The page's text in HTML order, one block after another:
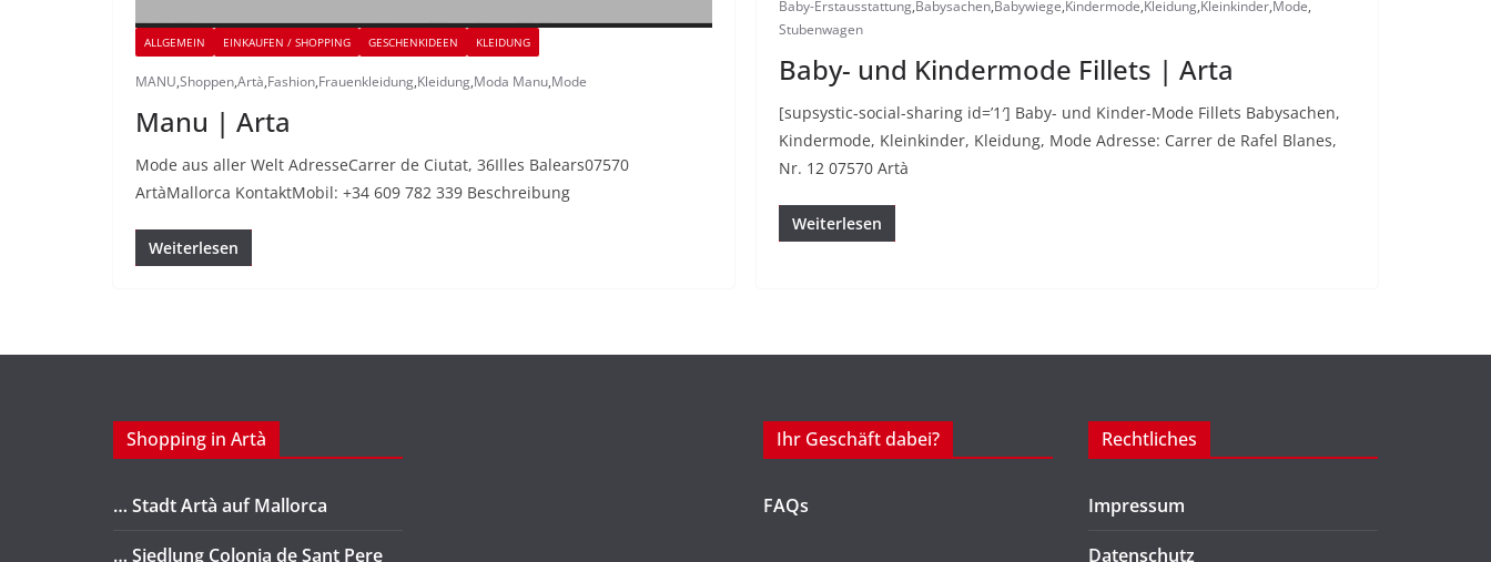
ALLGEMEIN EINKAUFEN / SHOPPING GESCHENKIDEEN KLEIDUNG
MANU,Shoppen,Artà,Fashion,Frauenkleidung,Kleidung,Moda Manu,Mode
Manu | Arta
Mode aus aller Welt AdresseCarrer de Ciutat, 36Illes Balears07570
ArtàMallorca KontaktMobil: +34 609 782 339 Beschreibung
Weiterlesen
Baby-Erstausstattung,Babysachen,Babywiege,Kindermode,Kleidung,Kleinkinder,Mode,
Stubenwagen
Baby- und Kindermode Fillets | Arta
[supsystic-social-sharing id=’1′] Baby- und Kinder-Mode Fillets Babysachen,
Kindermode, Kleinkinder, Kleidung, Mode Adresse: Carrer de Rafel Blanes,
Nr. 12 07570 Artà
Weiterlesen
Shopping in Artà
… Stadt Artà auf Mallorca
… Siedlung Colonia de Sant Pere
Ihr Geschäft dabei?
FAQs
Rechtliches
Impressum
Datenschutz